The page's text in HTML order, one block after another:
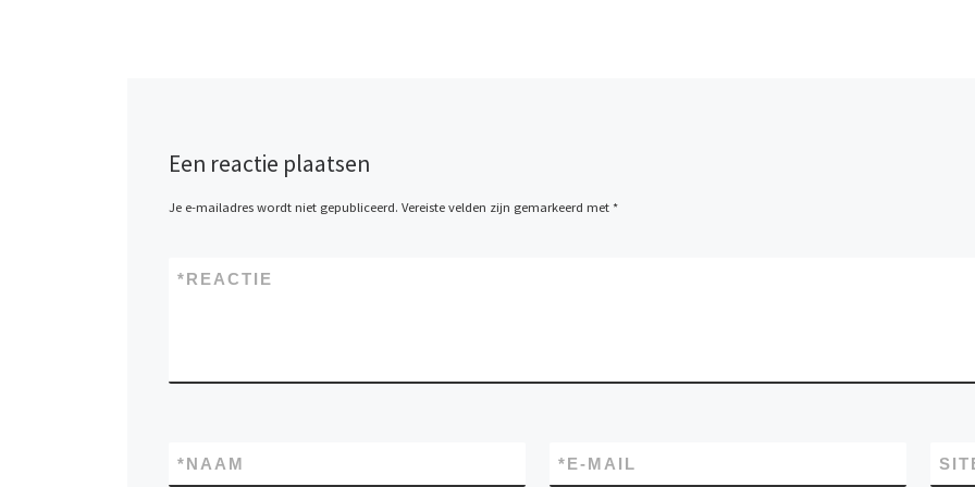
Een reactie plaatsen
Je e-mailadres wordt niet gepubliceerd. Vereiste velden zijn gemarkeerd met *
REACTIE
*
NAAM
* E-MAIL
*